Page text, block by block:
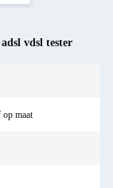
adsl vdsl tester
maat